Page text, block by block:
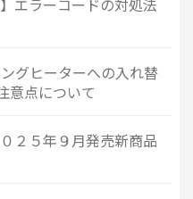
エラーコードの対処法
グヒーターへの入れ替
意点について
２５年９月発売新商品